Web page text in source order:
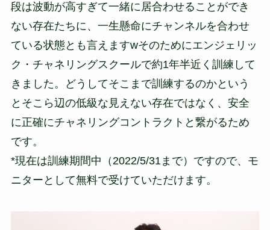
段は波動が高すぎて一緒に居合わせることができ
ない存在たちに、一生懸命にチャンネルを合わせ
ている状態とも言えますwそのためにエンジェリッ
ク・チャネリングスクールで約1年半近く訓練して
きました。どうしてそこまで訓練するのかという
とそこら辺の低級な見えない存在ではなく、安全
に正確にチャネリングコントラクトと繋がるため
です。
*現在は訓練期間中（2022/5/31まで）ですので、モ
ニターとして無料で受けていただけます。